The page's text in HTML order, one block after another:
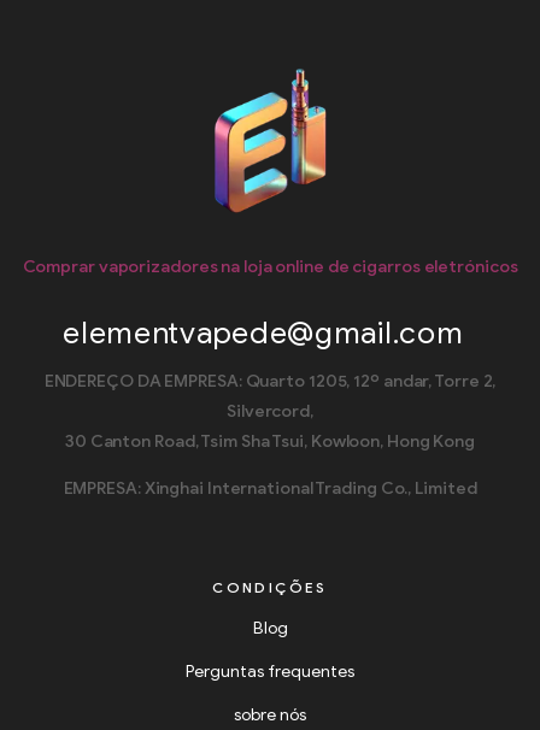
Comprar vaporizadores na loja online de cigarros eletrónicos
elementvapede@gmail.com
ENDEREÇO DA EMPRESA: Quarto 1205, 12º andar, Torre 2,
Silvercord,
30 Canton Road, Tsim Sha Tsui, Kowloon, Hong Kong
EMPRESA: Xinghai International Trading Co., Limited
CONDIÇÕES
Blog
Perguntas frequentes
sobre nós